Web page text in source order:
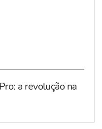
a revolução na